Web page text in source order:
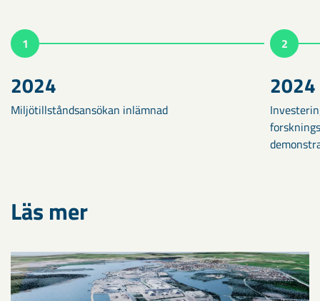
1
2024
Miljötillståndsansökan inlämnad
2
2024
Läs mer